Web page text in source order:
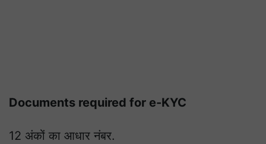
Documents required for e-KYC
12 अंकों का आधार नंबर.